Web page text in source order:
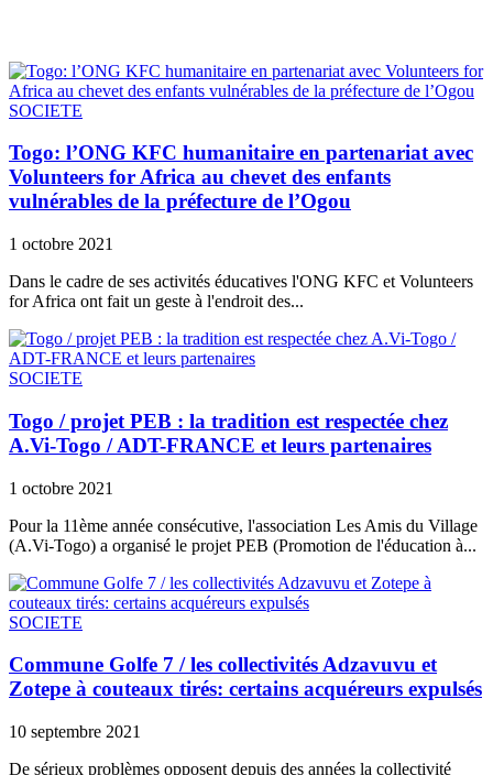
SOCIETE
Togo: l’ONG KFC humanitaire en partenariat avec
Volunteers for Africa au chevet des enfants
vulnérables de la préfecture de l’Ogou
1 octobre 2021
Dans le cadre de ses activités éducatives l'ONG KFC et Volunteers
for Africa ont fait un geste à l'endroit des...
SOCIETE
Togo / projet PEB : la tradition est respectée chez
A.Vi-Togo / ADT-FRANCE et leurs partenaires
1 octobre 2021
Pour la 11ème année consécutive, l'association Les Amis du Village
(A.Vi-Togo) a organisé le projet PEB (Promotion de l'éducation à...
SOCIETE
Commune Golfe 7 / les collectivités Adzavuvu et
Zotepe à couteaux tirés: certains acquéreurs expulsés
10 septembre 2021
De sérieux problèmes opposent depuis des années la collectivité